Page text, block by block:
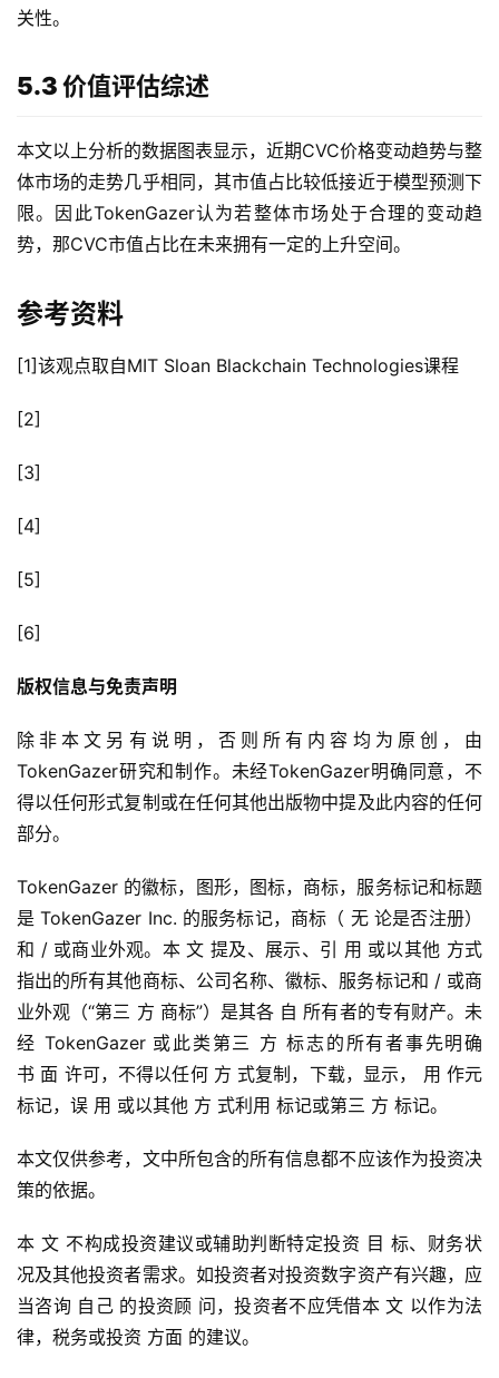
关性。
5.3 价值评估综述
本文以上分析的数据图表显示，近期CVC价格变动趋势与整
体市场的走势几乎相同，其市值占比较低接近于模型预测下
限。因此TokenGazer认为若整体市场处于合理的变动趋
势，那CVC市值占比在未来拥有一定的上升空间。
参考资料
[1]该观点取自MIT Sloan Blackchain Technologies课程
[2]
[3]
[4]
[5]
[6]
版权信息与免责声明
除⾮本⽂另有说明，否则所有内容均为原创，由
TokenGazer研究和制作。未经TokenGazer明确同意，不
得以任何形式复制或在任何其他出版物中提及此内容的任何
部分。
TokenGazer 的徽标，图形，图标，商标，服务标记和标题
是 TokenGazer Inc. 的服务标记，商标（ ⽆ 论是否注册）
和 / 或商业外观。本 ⽂ 提及、展示、引 ⽤ 或以其他 ⽅式
指出的所有其他商标、公司名称、徽标、服务标记和 / 或商
业外观（“第三 ⽅ 商标”）是其各 ⾃ 所有者的专有财产。未
经 TokenGazer 或此类第三 ⽅ 标志的所有者事先明确
书 ⾯ 许可，不得以任何 ⽅ 式复制，下载，显示， ⽤ 作元
标记，误 ⽤ 或以其他 ⽅ 式利⽤ 标记或第三 ⽅ 标记。
本⽂仅供参考，⽂中所包含的所有信息都不应该作为投资决
策的依据。
本 ⽂ 不构成投资建议或辅助判断特定投资 ⽬ 标、财务状
况及其他投资者需求。如投资者对投资数字资产有兴趣，应
当咨询 ⾃⼰ 的投资顾 问，投资者不应凭借本 ⽂ 以作为法
律，税务或投资 ⽅⾯ 的建议。